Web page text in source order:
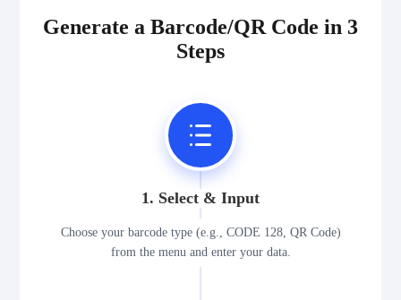
Generate a Barcode/QR Code in 3
Steps
1. Select & Input
Choose your barcode type (e.g., CODE 128, QR Code)
from the menu and enter your data.